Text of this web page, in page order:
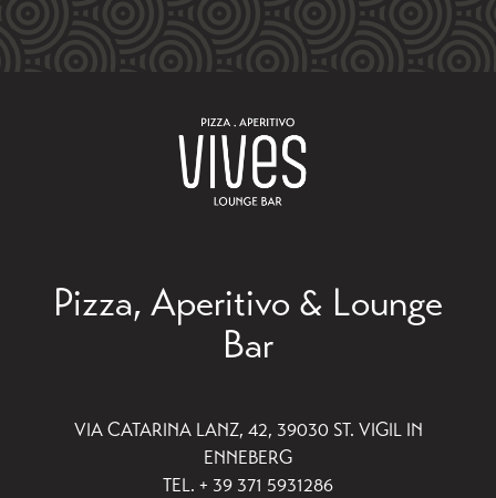
Pizza, Aperitivo & Lounge
Bar
VIA CATARINA LANZ, 42, 39030 ST. VIGIL IN
ENNEBERG
TEL. + 39 371 5931286